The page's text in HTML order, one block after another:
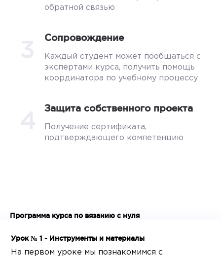
обратной связью
Сопровождение
Каждый студент может пообщаться с
экспертами курса, получить помощь
координатора по учебному процессу
Защита собственного проекта
Получение сертификата,
подтверждающего компетенцию
Программа курса по вязанию с нуля
Урок № 1 - Инструменты и материалы
На первом уроке мы познакомимся с